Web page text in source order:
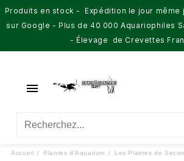
Produits en stock - Expédition le jour même
sur Google - Plus de 40 000 Aquariophiles
- Élevage de Crevettes

Accueil Plantes d'Aquarium Les Plantes de